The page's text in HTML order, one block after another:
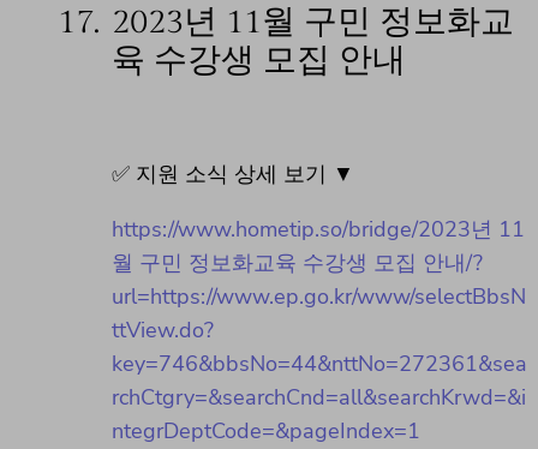
17. 2023년 11월 구민 정보화교
육 수강생 모집 안내
✅ 지원 소식 상세 보기 ▼
https://www.hometip.so/bridge/2023년 11
월 구민 정보화교육 수강생 모집 안내/?
url=https://www.ep.go.kr/www/selectBbsN
ttView.do?
key=746&bbsNo=44&nttNo=272361&sea
rchCtgry=&searchCnd=all&searchKrwd=&i
ntegrDeptCode=&pageIndex=1